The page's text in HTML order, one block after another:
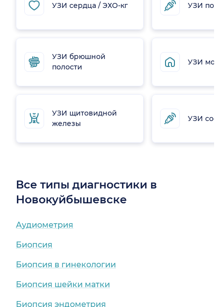
УЗИ сердца / ЭХО-кг
УЗИ брюшной
полости
УЗИ щитовидной
железы
УЗИ
УЗИ
УЗИ
Все типы диагностики в
Новокуйбышевске
Аудиометрия
Биопсия
Биопсия в гинекологии
Биопсия шейки матки
Биопсия эндометрия